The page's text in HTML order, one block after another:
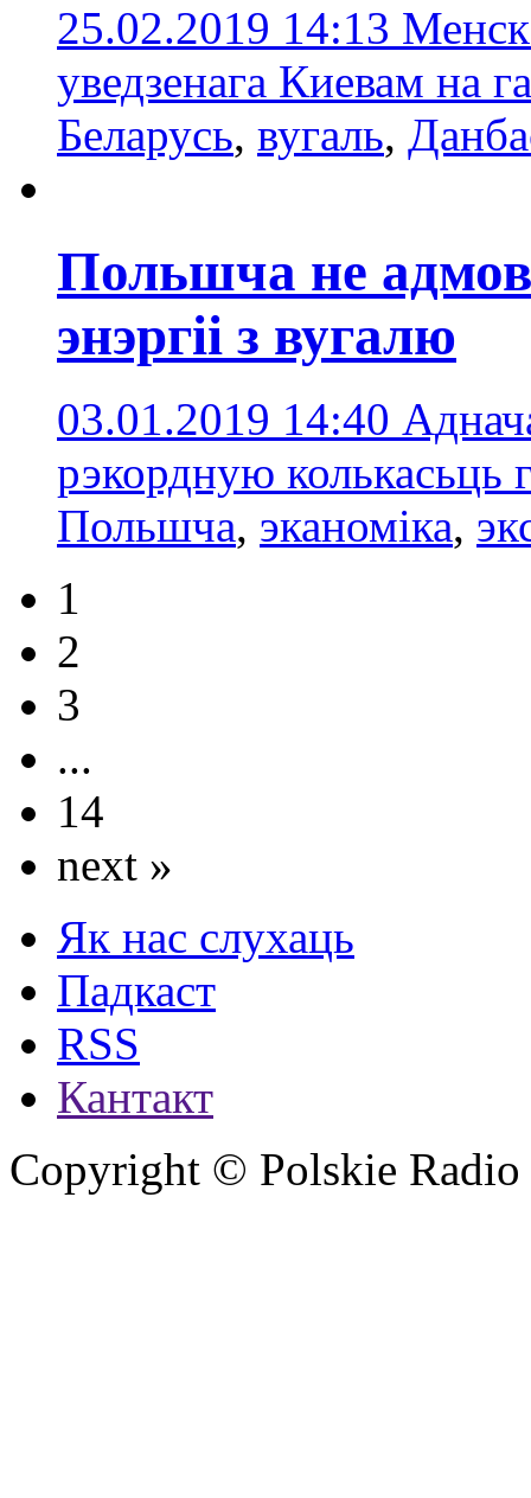
25.02.2019 14:13 Менск
уведзенага Киевам на
Беларусь, вугаль,
Польшча не
энэргіі з вугалю
03.01.2019 14:40
рэкордную колькасьць
Польшчa, эканоміка,
1
2
3
...
14
next »
Як нас слухаць
Падкаст
RSS
Кантакт
Copyright © Polskie